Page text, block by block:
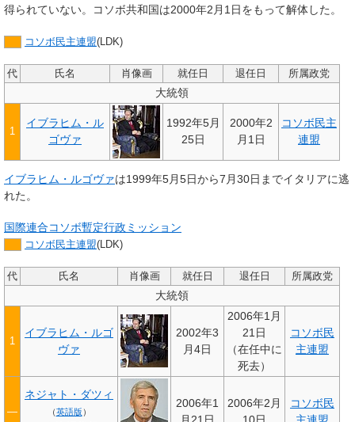
得られていない。コソボ共和国は2000年2月1日をもって解体した。
コソボ民主連盟(LDK)
代 氏名 肖像画 就任日 退任日 所属政党
大統領
1
イブラヒム・ル
ゴヴァ
1992年5月
25日
2000年2
月1日
コソボ民主
連盟
イブラヒム・ルゴヴァは1999年5月5日から7月30日までイタリアに逃
れた。
国際連合コソボ暫定行政ミッション
コソボ民主連盟(LDK)
代 氏名 肖像画 就任日 退任日 所属政党
大統領
1
イブラヒム・ルゴ
ヴァ
2002年3
月4日
2006年1月
21日
（在任中に
死去）
コソボ民
主連盟
—
ネジャト・ダツィ
（英語版 ）
2006年1
2006年2月
コソボ民